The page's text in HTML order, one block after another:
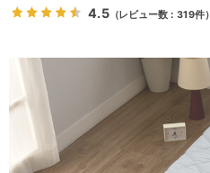
4.5（レビュー数：319件）